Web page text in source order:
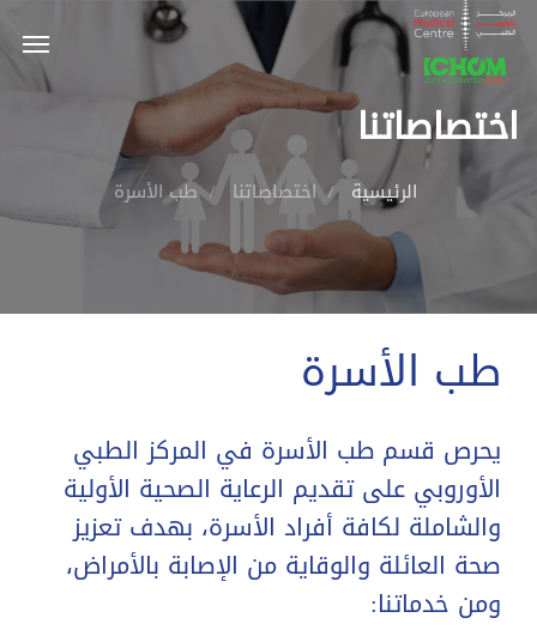
اختصاصاتنا
الرئيسية اختصاصاتنا طب الأسرة
طب الأسرة
يحرص قسم طب الأسرة في المركز الطبي
الأوروبي على تقديم الرعاية الصحية الأولية
والشاملة لكافة أفراد الأسرة، بهدف تعزيز
صحة العائلة والوقاية من الإصابة بالأمراض،
ومن خدماتنا: